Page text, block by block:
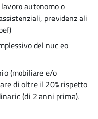
autonomo o
previdenziali
del nucleo
(mobiliare e/o
di oltre il 20% rispetto
(di 2 anni prima).